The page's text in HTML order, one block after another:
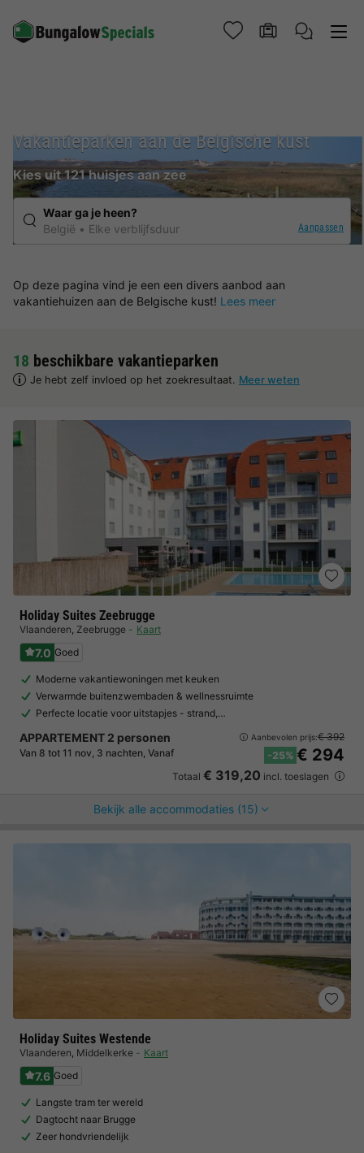
Vakantieparken aan de Belgische kust
Kies uit 121 huisjes aan zee
Waar ga je heen?
België
Elke verblijfsduur Aanpassen
Op deze pagina vind je een een divers aanbod aan
vakantiehuizen aan de Belgische kust! Lees meer
18 beschikbare vakantieparken
Je hebt zelf invloed op het zoekresultaat. Meer weten
Holiday Suites Zeebrugge
Vlaanderen, Zeebrugge Kaart
7.0 Goed
Moderne vakantiewoningen met keuken
Verwarmde buitenzwembaden & wellnessruimte
Perfecte locatie voor uitstapjes - strand,…
APPARTEMENT 2 personen
Van 8 tot 11 nov, 3 nachten, Vanaf
Aanbevolen prijs:€ 392
-25% € 294
Totaal € 319,20 incl. toeslagen
Bekijk alle accommodaties (15)
Holiday Suites Westende
Vlaanderen, Middelkerke Kaart
7.6 Goed
Langste tram ter wereld
Dagtocht naar Brugge
Zeer hondvriendelijk